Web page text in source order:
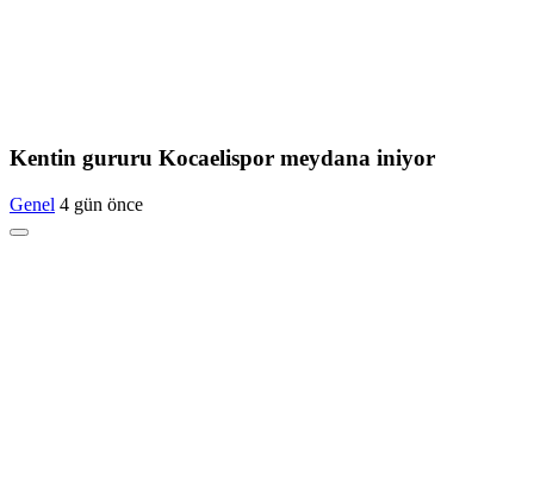
Kentin gururu Kocaelispor meydana iniyor
Genel 4 gün önce